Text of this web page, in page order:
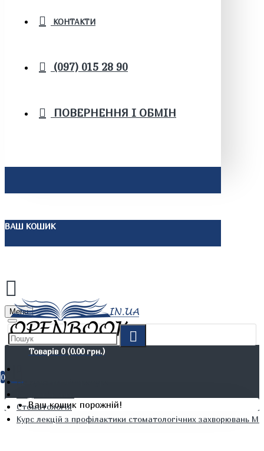
КОНТАКТИ
(097) 015 28 90
ПОВЕРНЕННЯ І ОБМІН
ВАШ КОШИК
Menu
Товарів 0 (0.00 грн.)
0
Ваш кошик порожній!
Не художня література
Стоматологія
Курс лекцій з профілактики стоматологічних захворювань